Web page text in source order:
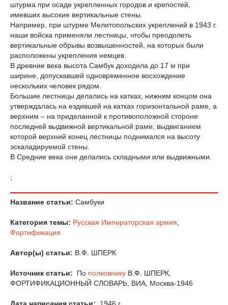
штурма при осаде укрепленных городов и крепостей,
имевших высокие вертикальные стены.
Например, при штурме Мелитопольских укреплений в 1943 г.
наши войска применяли лестницы, чтобы преодолеть
вертикальные обрывы возвышенностей, на которых были
расположены укрепления немцев.
В древние века высота Самбук доходила до 17 м при
ширине, допускавшей одновременное восхождение
нескольких человек рядом.
Большие лестницы делались на катках, нижним концом она
утверждалась на ездившей на катках горизонтальной раме, а
верхним – на приделанной к противоположной стороне
последней выдвижной вертикальной раме, выдвиганием
которой верхний конец лестницы поднимался на высоту
эскаладируемой стены.
В Средние века они делались складными или выдвижными.
;
Название статьи: Самбуки
Категория темы: Русская Императорская армия
Фортификация
Автор(ы) статьи: В.Ф. ШПЕРК
Источник статьи: По полковнику В.Ф. ШПЕРК,
ФОРТИФИКАЦИОННЫЙ СЛОВАРЬ, ВИА, Москва-1946